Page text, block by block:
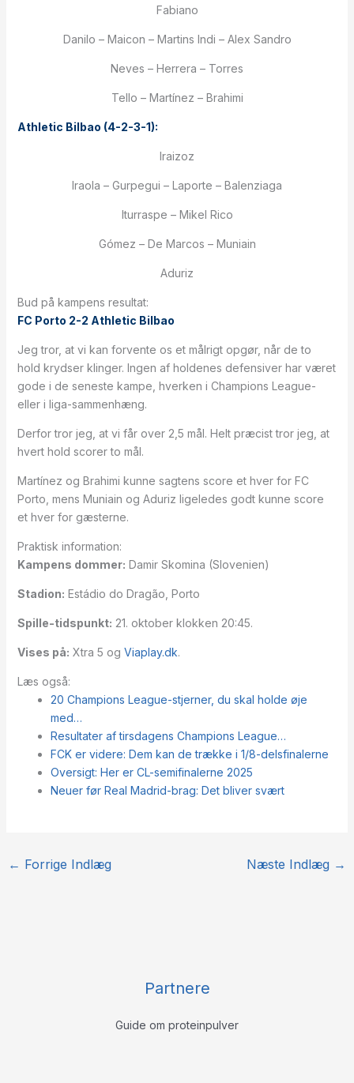
Fabiano
Danilo – Maicon – Martins Indi – Alex Sandro
Neves – Herrera – Torres
Tello – Martínez – Brahimi
Athletic Bilbao (4-2-3-1):
Iraizoz
Iraola – Gurpegui – Laporte – Balenziaga
Iturraspe – Mikel Rico
Gómez – De Marcos – Muniain
Aduriz
Bud på kampens resultat:
FC Porto 2-2 Athletic Bilbao
Jeg tror, at vi kan forvente os et målrigt opgør, når de to
hold krydser klinger. Ingen af holdenes defensiver har været
gode i de seneste kampe, hverken i Champions League-
eller i liga-sammenhæng.
Derfor tror jeg, at vi får over 2,5 mål. Helt præcist tror jeg, at
hvert hold scorer to mål.
Martínez og Brahimi kunne sagtens score et hver for FC
Porto, mens Muniain og Aduriz ligeledes godt kunne score
et hver for gæsterne.
Praktisk information:
Kampens dommer: Damir Skomina (Slovenien)
Stadion: Estádio do Dragão, Porto
Spille-tidspunkt: 21. oktober klokken 20:45.
Vises på: Xtra 5 og Viaplay.dk.
Læs også:
20 Champions League-stjerner, du skal holde øje
med…
Resultater af tirsdagens Champions League…
FCK er videre: Dem kan de trække i 1/8-delsfinalerne
Oversigt: Her er CL-semifinalerne 2025
Neuer før Real Madrid-brag: Det bliver svært
← Forrige Indlæg Næste Indlæg →
Partnere
Guide om proteinpulver